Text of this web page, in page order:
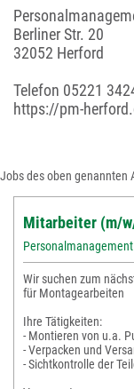
Berliner Str. 20
32052 Herford
Telefon 05221
https://pm-
Jobs des oben genannten
Mitarbeiter (m/
Wir suchen zum
für Montagearbeiten
Ihre Tätigkeiten:
- Montieren von u.a.
- Verpacken und
- Sichtkontrolle der